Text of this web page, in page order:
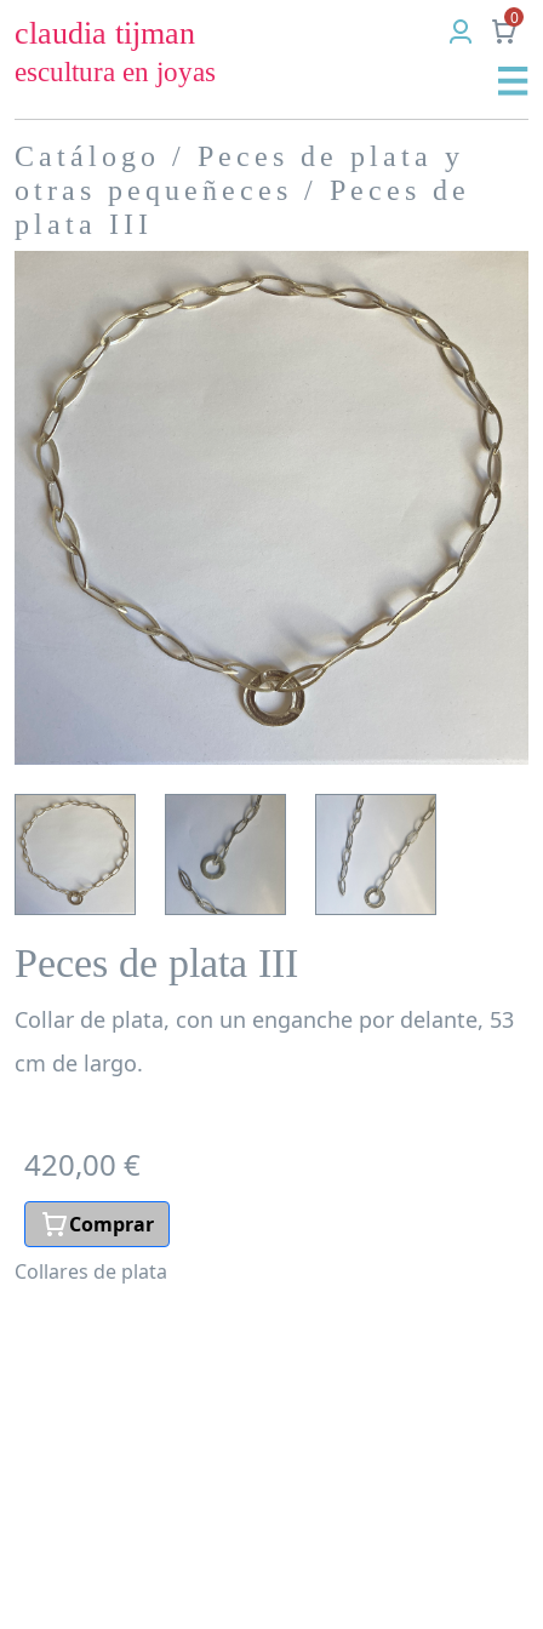
claudia tijman
escultura en joyas
0
Catálogo / Peces de plata y
otras pequeñeces / Peces de
plata III
Peces de plata III
Collar de plata, con un enganche por delante, 53
cm de largo.
420,00 €
Comprar
Collares de plata